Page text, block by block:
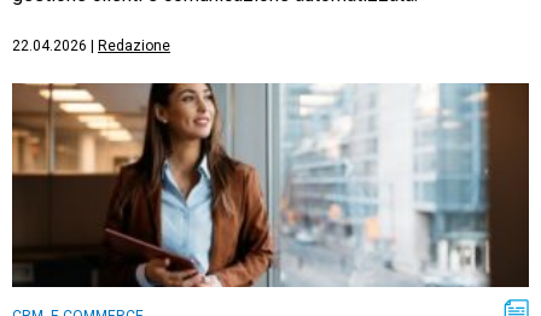
22.04.2026 Redazione